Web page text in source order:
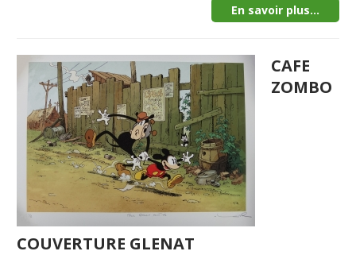
En savoir plus...
CAFE
ZOMBO
COUVERTURE GLENAT